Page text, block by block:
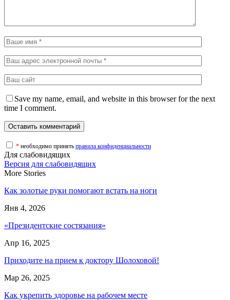
Save my name, email, and website in this browser for the next
time I comment.
* необходимо принять правила конфиденциальности
Для слабовидящих
Версия для слабовидящих
More Stories
Как золотые руки помогают встать на ноги
Янв 4, 2026
«Президентские состязания»
Апр 16, 2025
Приходите на прием к доктору Шолоховой!
Мар 26, 2025
Как укрепить здоровье на рабочем месте